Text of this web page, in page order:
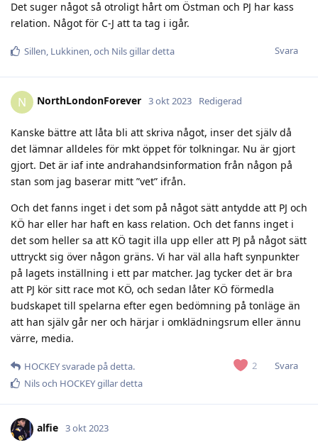
Det suger något så otroligt hårt om Östman och PJ har kass
relation. Något för C-J att ta tag i igår.
Svara
Sillen, Lukkinen, och Nilsgillar detta
N NorthLondonForever 3 okt 2023 Redigerad
Kanske bättre att låta bli att skriva något, inser det själv då
det lämnar alldeles för mkt öppet för tolkningar. Nu är gjort
gjort. Det är iaf inte andrahandsinformation från någon på
stan som jag baserar mitt ”vet” ifrån.
Och det fanns inget i det som på något sätt antydde att PJ och
KÖ har eller har haft en kass relation. Och det fanns inget i
det som heller sa att KÖ tagit illa upp eller att PJ på något sätt
uttryckt sig över någon gräns. Vi har väl alla haft synpunkter
på lagets inställning i ett par matcher. Jag tycker det är bra
att PJ kör sitt race mot KÖ, och sedan låter KÖ förmedla
budskapet till spelarna efter egen bedömning på tonläge än
att han själv går ner och härjar i omklädningsrum eller ännu
värre, media.
2 Svara
HOCKEYsvarade på detta.
Nilsoch HOCKEYgillar detta
alfie 3 okt 2023